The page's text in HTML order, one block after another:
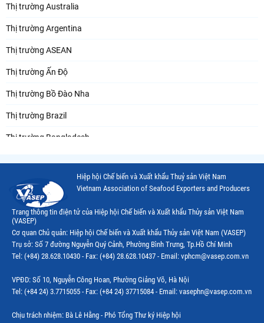
Thị trường Australia
Thị trường Argentina
Thị trường ASEAN
Thị trường Ấn Độ
Thị trường Bồ Đào Nha
Thị trường Brazil
Thị trường Bangladesh
Thị trường Canada
Thị trường Ecuador
Thị trường EU
Thị trường Indonesia
Thị trường Mỹ
Thị trường Nga
Hiệp hội Chế biến và Xuất khẩu Thuỷ sản Việt Nam
Vietnam Association of Seafood Exporters and Producers
Trang thông tin điện tử của Hiệp hội Chế biến và Xuất khẩu Thủy sản Việt Nam
(VASEP)
Cơ quan Chủ quản: Hiệp hội Chế biến và Xuất khẩu Thủy sản Việt Nam (VASEP)
Trụ sở: Số 7 đường Nguyễn Quý Cảnh, Phường Bình Trưng, Tp.Hồ Chí Minh
Tel: (+84) 28.628.10430 - Fax: (+84) 28.628.10437 - Email: vphcm@vasep.com.vn
VPĐD: Số 10, Nguyễn Công Hoan, Phường Giảng Võ, Hà Nội
Tel: (+84 24) 3.7715055 - Fax: (+84 24) 37715084 - Email: vasephn@vasep.com.vn
Chịu trách nhiệm: Bà Lê Hằng - Phó Tổng Thư ký Hiệp hội